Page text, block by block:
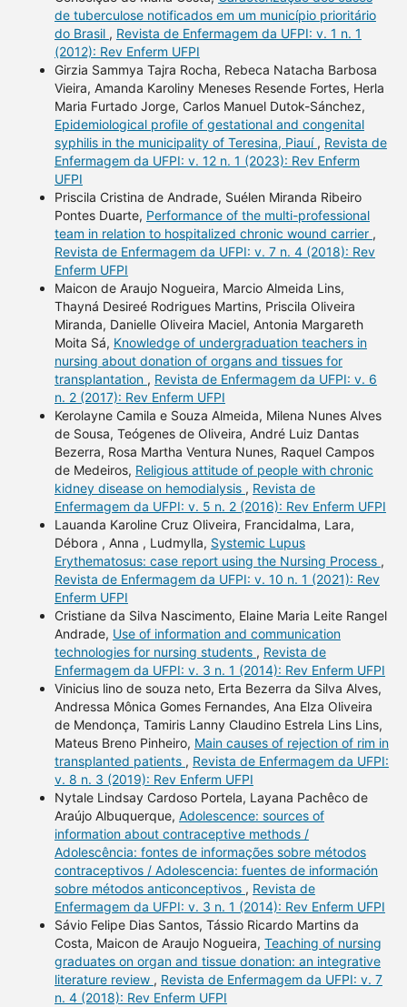
de tuberculose notificados em um município prioritário
do Brasil , Revista de Enfermagem da UFPI: v. 1 n. 1
(2012): Rev Enferm UFPI
Girzia Sammya Tajra Rocha, Rebeca Natacha Barbosa
Vieira, Amanda Karoliny Meneses Resende Fortes, Herla
Maria Furtado Jorge, Carlos Manuel Dutok-Sánchez,
Epidemiological profile of gestational and congenital
syphilis in the municipality of Teresina, Piauí , Revista de
Enfermagem da UFPI: v. 12 n. 1 (2023): Rev Enferm
UFPI
Priscila Cristina de Andrade, Suélen Miranda Ribeiro
Pontes Duarte, Performance of the multi-professional
team in relation to hospitalized chronic wound carrier ,
Revista de Enfermagem da UFPI: v. 7 n. 4 (2018): Rev
Enferm UFPI
Maicon de Araujo Nogueira, Marcio Almeida Lins,
Thayná Desireé Rodrigues Martins, Priscila Oliveira
Miranda, Danielle Oliveira Maciel, Antonia Margareth
Moita Sá, Knowledge of undergraduation teachers in
nursing about donation of organs and tissues for
transplantation , Revista de Enfermagem da UFPI: v. 6
n. 2 (2017): Rev Enferm UFPI
Kerolayne Camila e Souza Almeida, Milena Nunes Alves
de Sousa, Teógenes de Oliveira, André Luiz Dantas
Bezerra, Rosa Martha Ventura Nunes, Raquel Campos
de Medeiros, Religious attitude of people with chronic
kidney disease on hemodialysis , Revista de
Enfermagem da UFPI: v. 5 n. 2 (2016): Rev Enferm UFPI
Lauanda Karoline Cruz Oliveira, Francidalma, Lara,
Débora , Anna , Ludmylla, Systemic Lupus
Erythematosus: case report using the Nursing Process ,
Revista de Enfermagem da UFPI: v. 10 n. 1 (2021): Rev
Enferm UFPI
Cristiane da Silva Nascimento, Elaine Maria Leite Rangel
Andrade, Use of information and communication
technologies for nursing students , Revista de
Enfermagem da UFPI: v. 3 n. 1 (2014): Rev Enferm UFPI
Vinicius lino de souza neto, Erta Bezerra da Silva Alves,
Andressa Mônica Gomes Fernandes, Ana Elza Oliveira
de Mendonça, Tamiris Lanny Claudino Estrela Lins Lins,
Mateus Breno Pinheiro, Main causes of rejection of rim in
transplanted patients , Revista de Enfermagem da UFPI:
v. 8 n. 3 (2019): Rev Enferm UFPI
Nytale Lindsay Cardoso Portela, Layana Pachêco de
Araújo Albuquerque, Adolescence: sources of
information about contraceptive methods /
Adolescência: fontes de informações sobre métodos
contraceptivos / Adolescencia: fuentes de información
sobre métodos anticonceptivos , Revista de
Enfermagem da UFPI: v. 3 n. 1 (2014): Rev Enferm UFPI
Sávio Felipe Dias Santos, Tássio Ricardo Martins da
Costa, Maicon de Araujo Nogueira, Teaching of nursing
graduates on organ and tissue donation: an integrative
literature review , Revista de Enfermagem da UFPI: v. 7
n. 4 (2018): Rev Enferm UFPI